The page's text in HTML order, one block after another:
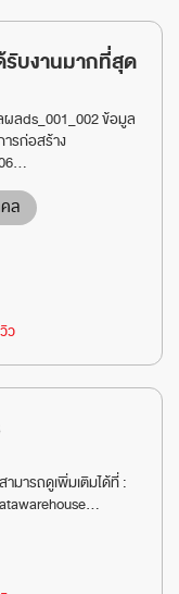
บงานมากที่สุด
ผลds_001_002 ข้อมูล
ารก่อสร้าง
ล
ว
มารถดูเพิ่มเติมได้ที่ :